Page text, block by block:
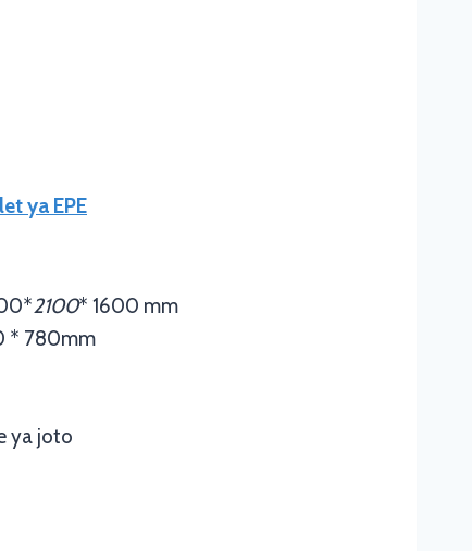
ya EPE
2100* 1600 mm
* 780mm
ya joto